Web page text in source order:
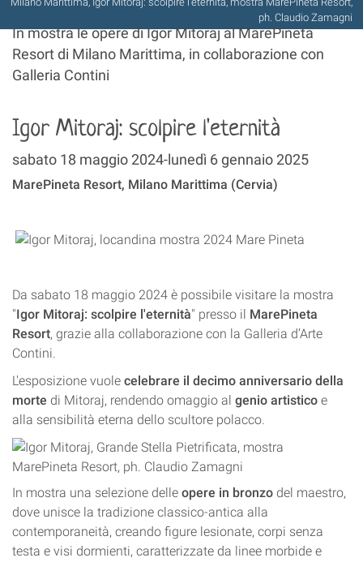
ph. Claudio Zamagni
In mostra le opere di Igor Mitoraj al MarePineta
Resort di Milano Marittima, in collaborazione con
Galleria Contini
Igor Mitoraj: scolpire l'eternità
sabato 18 maggio 2024-lunedì 6 gennaio 2025
MarePineta Resort, Milano Marittima (Cervia)
Da sabato 18 maggio 2024 è possibile visitare la mostra
"Igor Mitoraj: scolpire l'eternità" presso il MarePineta
Resort, grazie alla collaborazione con la Galleria d’Arte
Contini.
L'esposizione vuole celebrare il decimo anniversario della
morte di Mitoraj, rendendo omaggio al genio artistico e
alla sensibilità eterna dello scultore polacco.
In mostra una selezione delle opere in bronzo del maestro,
dove unisce la tradizione classico-antica alla
contemporaneità, creando figure lesionate, corpi senza
testa e visi dormienti, caratterizzate da linee morbide e